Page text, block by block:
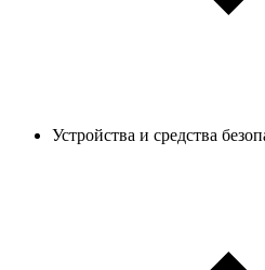
Устройства и средства